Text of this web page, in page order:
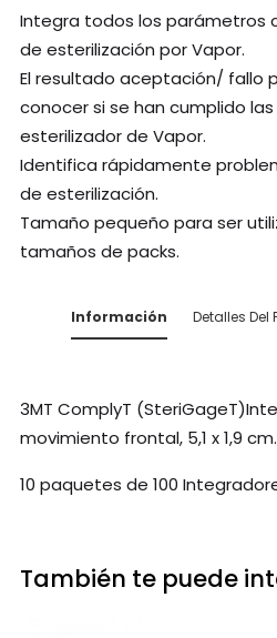
Integra todos los parámetros
de esterilización por Vapor.
El resultado aceptación/ fallo
conocer si se han cumplido
esterilizador de Vapor.
Identifica rápidamente
de esterilización.
Tamaño pequeño para ser
tamaños de packs.
Información Detalles Del
3MT ComplyT
movimiento frontal, 5,1 x 1,9 cm.
10 paquetes de 100
También te puede